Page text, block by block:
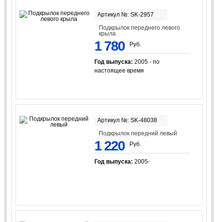
Артикул №: SK-2957
Подкрылок переднего левого
крыла
1 780 Руб.
Год выпуска: 2005 - по
настоящее время
Артикул №: SK-48038
Подкрылок передний левый
1 220 Руб.
Год выпуска: 2005-